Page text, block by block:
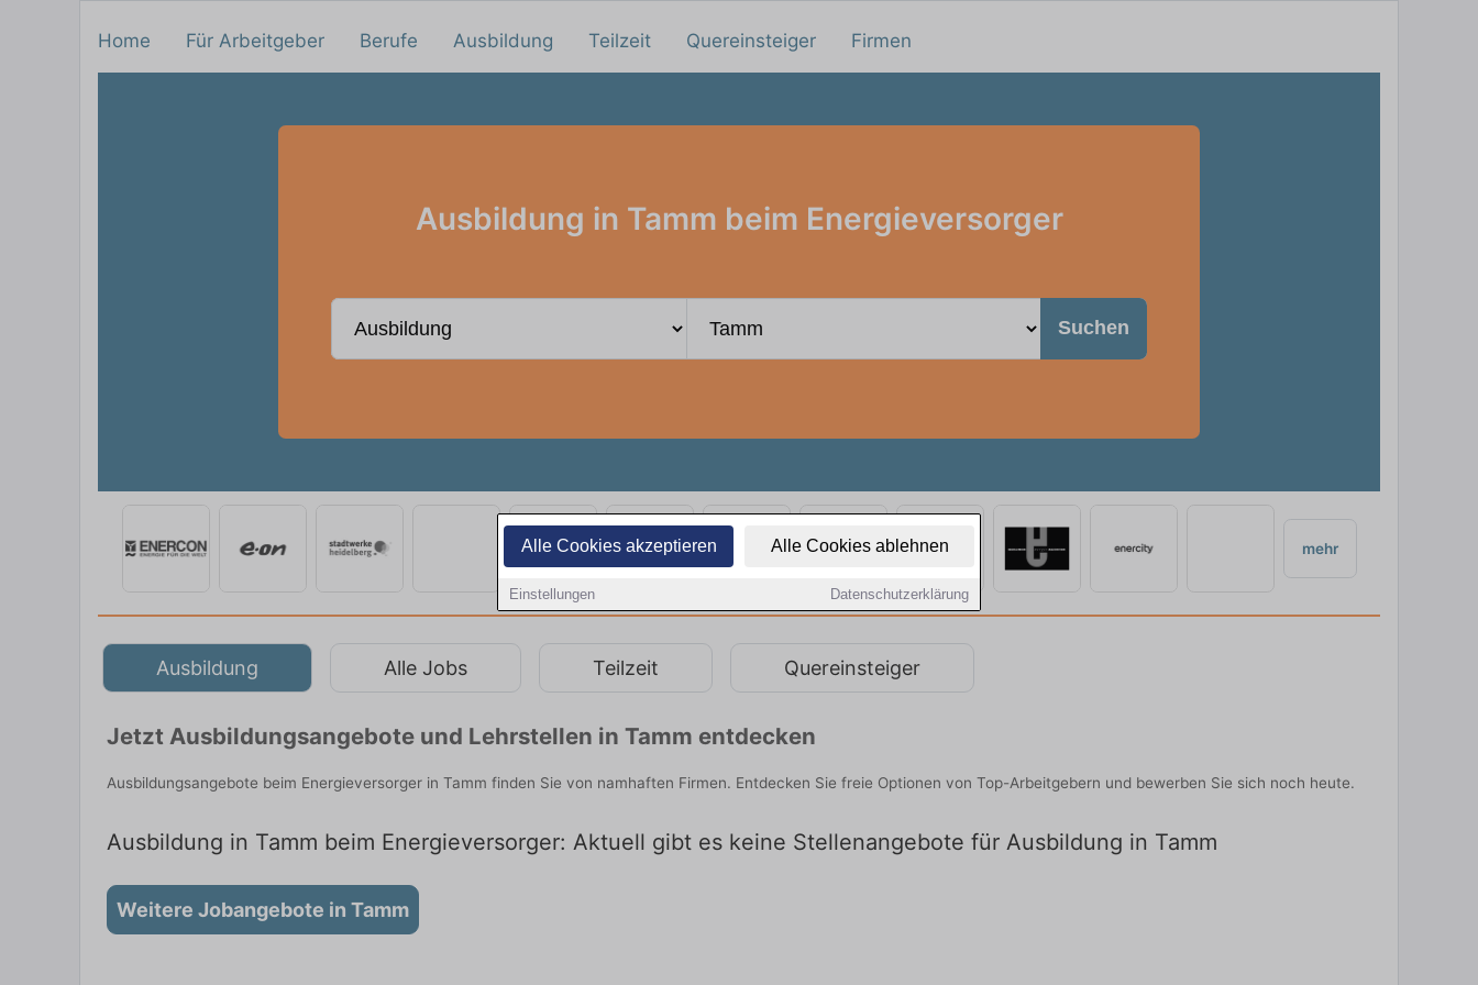
Alle Cookies akzeptieren Alle Cookies ablehnen
Einstellungen Datenschutzerklärung
Home Für Arbeitgeber Berufe Ausbildung Teilzeit Quereinsteiger Firmen
Ausbildung in Tamm beim Energieversorger
Suchen
mehr
Ausbildung Alle Jobs Teilzeit Quereinsteiger
Jetzt Ausbildungsangebote und Lehrstellen in Tamm entdecken
Ausbildungsangebote beim Energieversorger in Tamm finden Sie von namhaften Firmen. Entdecken Sie freie Optionen von Top-Arbeitgebern und bewerben Sie sich noch heute.
Ausbildung in Tamm beim Energieversorger: Aktuell gibt es keine Stellenangebote für Ausbildung in Tamm
Weitere Jobangebote in Tamm